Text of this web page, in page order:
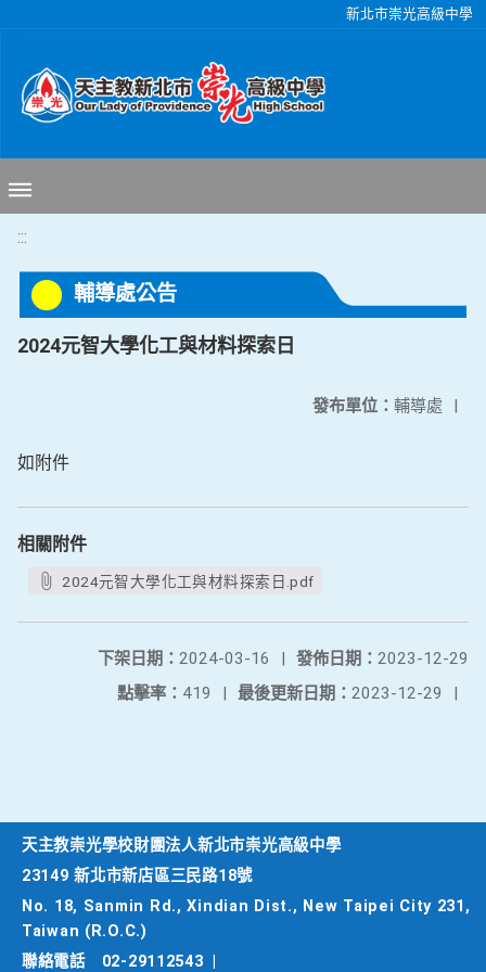
新北市崇光高級中學
:::
輔導處公告
2024元智大學化工與材料探索日
發布單位： 輔導處 |
如附件
相關附件
2024元智大學化工與材料探索日.pdf
發佈日期： 2023-12-29
下架日期： 2024-03-16
|
最後更新日期： 2023-12-29 |
點擊率： 419 |
天主教崇光學校財團法人新北市崇光高級中學
23149 新北市新店區三民路18號
No. 18, Sanmin Rd., Xindian Dist., New Taipei City 231,
Taiwan (R.O.C.)
聯絡電話
02-29112543